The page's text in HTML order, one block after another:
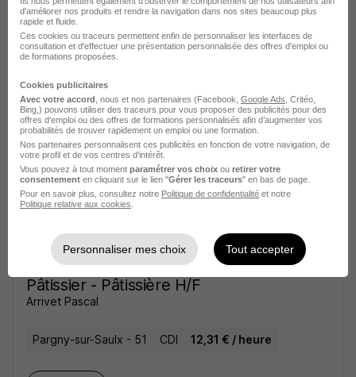
Boucher H/F
Actual group
Marolles - 51
+ 1
Voir l’offre
Pâtissier - Pâtissière H/F
Arrivet Pascal
Pargny-sur-Saulx - 51 CDI 12,31 € / heure
d'améliorer nos produits et rendre la navigation dans nos sites beaucoup plus
rapide et fluide.
Ces cookies ou traceurs permettent enfin de personnaliser les interfaces de
consultation et d'effectuer une présentation personnalisée des offres d'emploi ou
de formations proposées.
Cookies publicitaires
Avec votre accord , nous et nos partenaires (Facebook, Google Ads , Critéo,
Bing,) pouvons utiliser des traceurs pour vous proposer des publicités pour des
offres d’emploi ou des offres de formations personnalisés afin d’augmenter vos
probabilités de trouver rapidement un emploi ou une formation.
Nos partenaires personnalisent ces publicités en fonction de votre navigation, de
votre profil et de vos centres d’intérêt.
Vous pouvez à tout moment paramétrer vos choix ou retirer votre
consentement en cliquant sur le lien "Gérer les traceurs" en bas de page.
Pour en savoir plus, consultez notre Politique de confidentialité et notre
Politique relative aux cookies
Personnaliser mes choix Tout accepter